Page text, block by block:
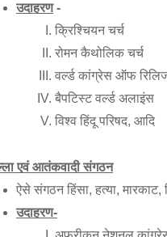
उदाहरण -
क्रिश्चियन चर्च
रोमन कैथोलिक चर्च
वर्ल्ड कांग्रेस ऑफ
बैपटिस्ट वर्ल्ड अलाइंस
विश्व हिंदू परिषद, आदि
एवं आतंकवादी संगठन
ऐसे संगठन हिंसा, हत्या,
उदाहरण-